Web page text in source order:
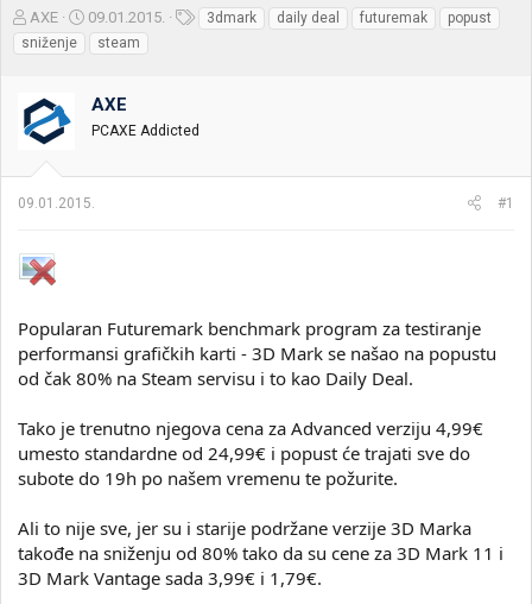
Z
a
č
t
n
e
e
AXE
D
a
m
p
e
09.01.2015.
e
3dmark daily deal futuremak
popust
sniženje
steam
AXE
PCAXE Addicted
09.01.2015. #1
Popularan Futuremark benchmark program za testiranje
performansi grafičkih karti - 3D Mark se našao na popustu
od čak 80% na Steam servisu i to kao Daily Deal.
Tako je trenutno njegova cena za Advanced verziju 4,99€
umesto standardne od 24,99€ i popust će trajati sve do
subote do 19h po našem vremenu te požurite.
Ali to nije sve, jer su i starije podržane verzije 3D Marka
takođe na sniženju od 80% tako da su cene za 3D Mark 11 i
3D Mark Vantage sada 3,99€ i 1,79€.